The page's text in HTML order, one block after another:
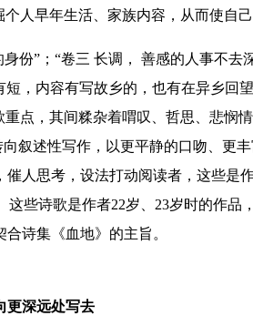
人早年生活、家族内容，从而使自
份”；“卷三 长调， 善感的人事不
，内容有写故乡的，也有在异乡回
点，其间糅杂着喟叹、哲思、悲悯情
述性写作，以更平静的口吻、更丰
人思考，设法打动阅读者，这些是
诗歌是作者22岁、23岁时的作品
诗集《血地》的主旨。
更深远处写去